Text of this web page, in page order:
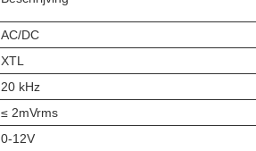
AC/DC
XTL
20 kHz
≤ 2mVrms
0-12V